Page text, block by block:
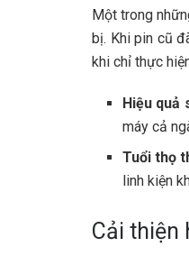
Một trong
bị. Khi pin cũ
khi chỉ thực
Hiệu quả
máy cả
Tuổi thọ
linh kiện
Cải thiện